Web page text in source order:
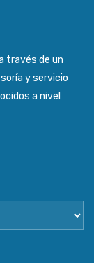
través de un
y servicio
a nivel